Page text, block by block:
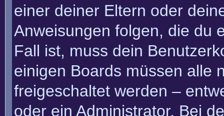
einer deiner Eltern oder
Anweisungen folgen, die du
Fall ist, muss dein
einigen Boards müssen alle
freigeschaltet werden –
oder ein Administrator. Bei